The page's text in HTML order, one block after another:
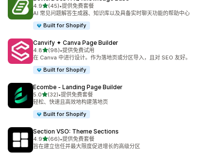
4.9星（满分 5 星）
(45)
总共 45 条评论
•提供免费套餐
AI 常见问题解答生成器、知识库以及具备实时聊天功能的帮助中心
Built for Shopify
Canvify ✦ Canva Page Builder
4.8星（满分 5 星）
(98)
总共 98 条评论
•提供免费试用
在 Canva 中进行设计。作为落地页或分区导入，且对 SEO 友好。
Built for Shopify
Ecombe ‑ Landing Page Builder
5.0星（满分 5 星）
(32)
总共 32 条评论
•提供免费套餐
轻松、快速且高效地构建落地页
Built for Shopify
Section VSO: Theme Sections
4.9星（满分 5 星）
(66)
总共 66 条评论
•提供免费套餐
旨在建立信任并最大限度促进增长的高级分区